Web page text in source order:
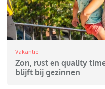
Vakantie
Zon, rust en quality
blijft bij gezinnen